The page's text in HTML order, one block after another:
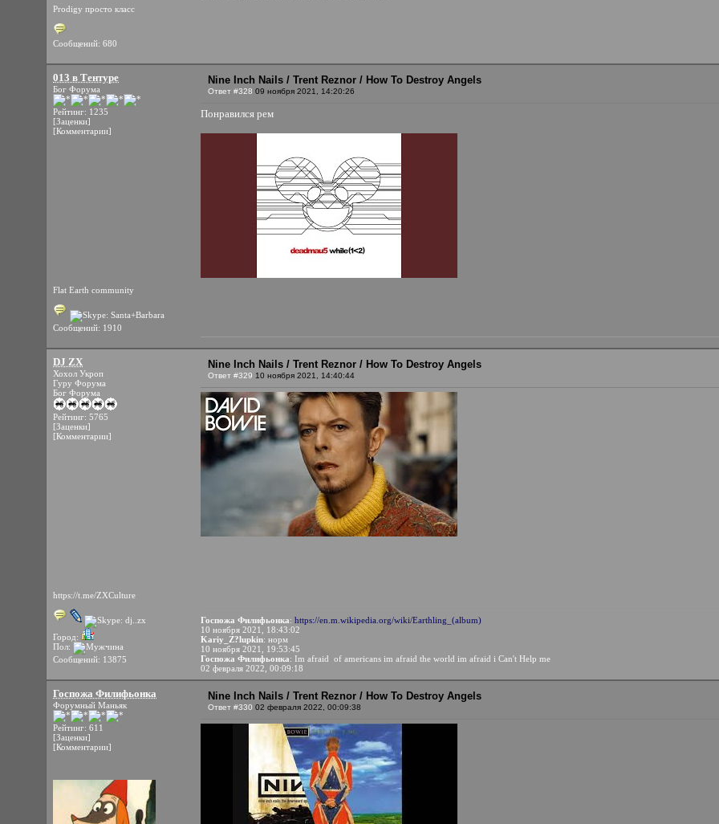
Prodigy просто класс
Сообщений: 680
013 в Тентуре
Бог Форума
Рейтинг: 1235
[Заценки]
[Комментарии]
Flat Earth community
Сообщений: 1910
Nine Inch Nails / Trent Reznor / How To Destroy Angels
Ответ #328 09 ноября 2021, 14:20:26
Понравился рем
DJ ZX
Хохол Укроп
Гуру Форума
Бог Форума
Рейтинг: 5765
[Заценки]
[Комментарии]
https://t.me/ZXCulture
Город:
Пол:
Сообщений: 13875
Nine Inch Nails / Trent Reznor / How To Destroy Angels
Ответ #329 10 ноября 2021, 14:40:44
Госпожа Филифьонка: https://en.m.wikipedia.org/wiki/Earthling_(album)
10 ноября 2021, 18:43:02
Kariy_Z?lupkin: норм
10 ноября 2021, 19:53:45
Госпожа Филифьонка: Im afraid of americans im afraid the world im afraid i Can't Help me
02 февраля 2022, 00:09:18
Госпожа Филифьонка
Форумный Маньяк
Рейтинг: 611
[Заценки]
[Комментарии]
Nine Inch Nails / Trent Reznor / How To Destroy Angels
Ответ #330 02 февраля 2022, 00:09:38